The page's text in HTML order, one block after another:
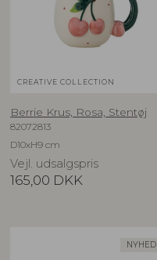
CREATIVE COLLECTION
Berrie Krus, Rosa, Stentøj
82072813
D10xH9 cm
Vejl. udsalgspris
165,00 DKK
NYHED